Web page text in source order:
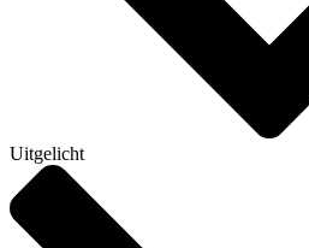
Uitgelicht